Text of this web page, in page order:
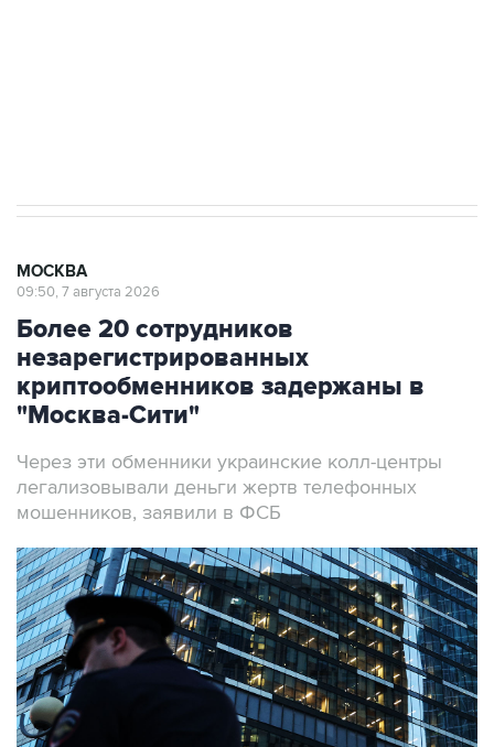
МОСКВА
09:50, 7 августа 2026
Более 20 сотрудников
незарегистрированных
криптообменников задержаны в
"Москва-Сити"
Через эти обменники украинские колл-центры
легализовывали деньги жертв телефонных
мошенников, заявили в ФСБ